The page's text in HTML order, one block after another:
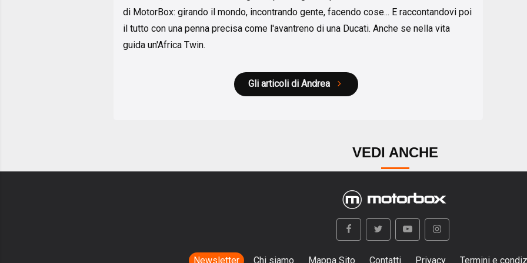
di MotorBox: girando il mondo, incontrando gente, facendo cose... E raccontandovi poi
il tutto con una penna precisa come l'avantreno di una Ducati. Anche se nella vita
guida un'Africa Twin.
Gli articoli di Andrea
VEDI ANCHE
Newsletter Chi siamo Mappa Sito Contatti Privacy Termini e